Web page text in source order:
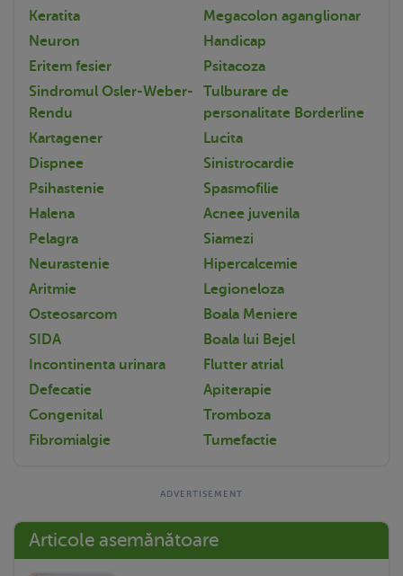
Keratita
Megacolon aganglionar
Neuron
Handicap
Eritem fesier
Psitacoza
Sindromul Osler-Weber-
Rendu
Tulburare de
personalitate Borderline
Kartagener
Lucita
Dispnee
Sinistrocardie
Psihastenie
Spasmofilie
Halena
Acnee juvenila
Pelagra
Siamezi
Neurastenie
Hipercalcemie
Aritmie
Legioneloza
Osteosarcom
Boala Meniere
SIDA
Boala lui Bejel
Incontinenta urinara
Flutter atrial
Defecatie
Apiterapie
Congenital
Tromboza
Fibromialgie
Tumefactie
Articole asemănătoare